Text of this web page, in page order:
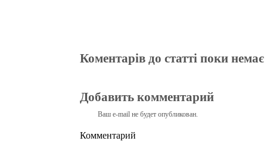
Коментарів до статті поки немає
Добавить комментарий
Ваш e-mail не будет опубликован.
Комментарий